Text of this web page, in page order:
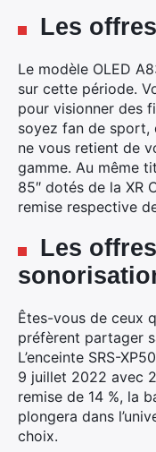
Les
Le modèle OLED
sur cette période.
pour visionner des
soyez fan de sport,
ne vous retient de
gamme. Au même
85″ dotés de la XR
remise respective
Les
Êtes-vous de ceux
préfèrent partager
L’enceinte SRS-
9 juillet 2022 avec
remise de 14 %, la
plongera dans
choix.